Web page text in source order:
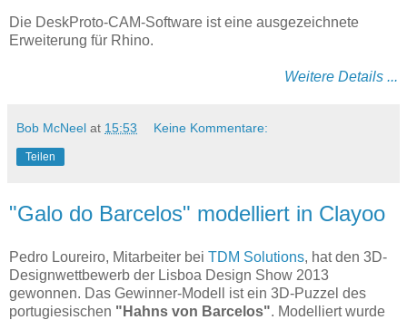
Die DeskProto-CAM-Software ist eine ausgezeichnete
Erweiterung für Rhino.
Weitere Details ...
Bob McNeel at 15:53 Keine Kommentare:
Teilen
"Galo do Barcelos" modelliert in Clayoo
Pedro Loureiro, Mitarbeiter bei TDM Solutions, hat den 3D-
Designwettbewerb der Lisboa Design Show 2013
gewonnen. Das Gewinner-Modell ist ein 3D-Puzzel des
portugiesischen "Hahns von Barcelos". Modelliert wurde